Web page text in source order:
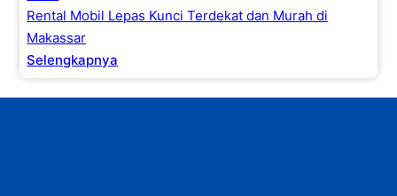
Rental Mobil Lepas Kunci Terdekat dan Murah di
Makassar
Selengkapnya